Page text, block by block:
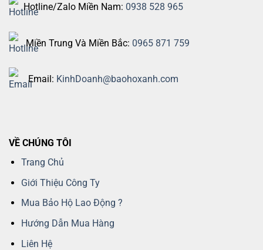
Hotline/Zalo Miền Nam: 0938 528 965
Miền Trung Và Miền Bắc: 0965 871 759
Email: KinhDoanh@baohoxanh.com
VỀ CHÚNG TÔI
Trang Chủ
Giới Thiệu Công Ty
Mua Bảo Hộ Lao Động ?
Hướng Dẫn Mua Hàng
Liên Hệ